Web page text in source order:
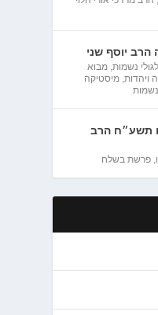
יוסף שני
נשמות,מבוא
ויהדות,מיסטיקה
תשע״ח הרב
,פרשת בשלח